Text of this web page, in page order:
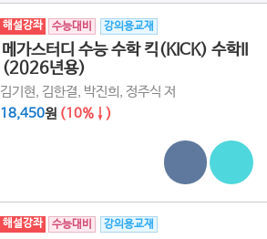
해설강좌 수능대비 강의용교재
메가스터디 수능 수학 킥(KICK) 수학II
(2026년용)
김기현, 김한결, 박진희, 정주식 저
18,450원 (10%↓)
해설강좌 수능대비 강의용교재